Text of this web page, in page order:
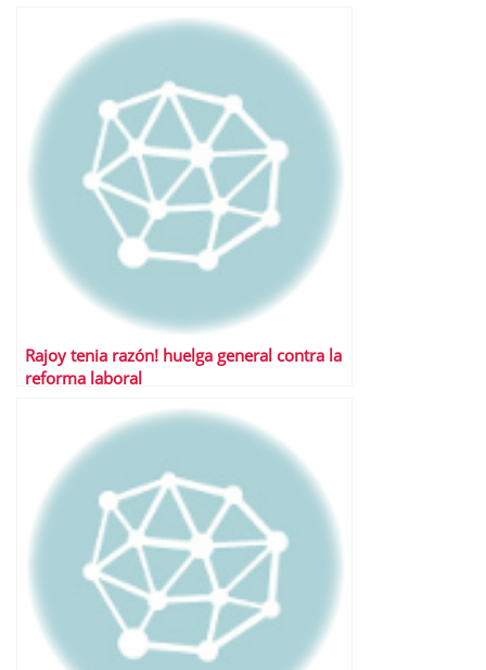
Rajoy tenia razón! huelga general contra la
reforma laboral